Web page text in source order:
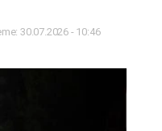
30.07.2026 - 10:46